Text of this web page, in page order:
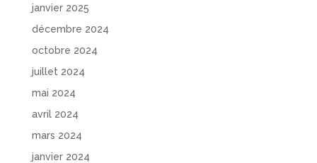
janvier 2025
décembre 2024
octobre 2024
juillet 2024
mai 2024
avril 2024
mars 2024
janvier 2024